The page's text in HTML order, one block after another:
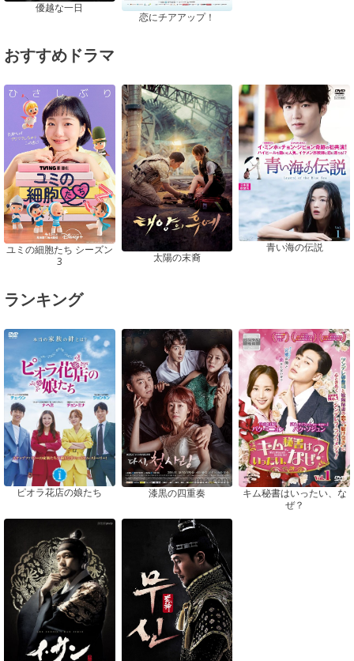
優越な一日
恋にチアアップ！
おすすめドラマ
ユミの細胞たち シーズン
3
太陽の末裔
青い海の伝説
ランキング
ピオラ花店の娘たち 漆黒の四重奏
キム秘書はいったい、な
ぜ？